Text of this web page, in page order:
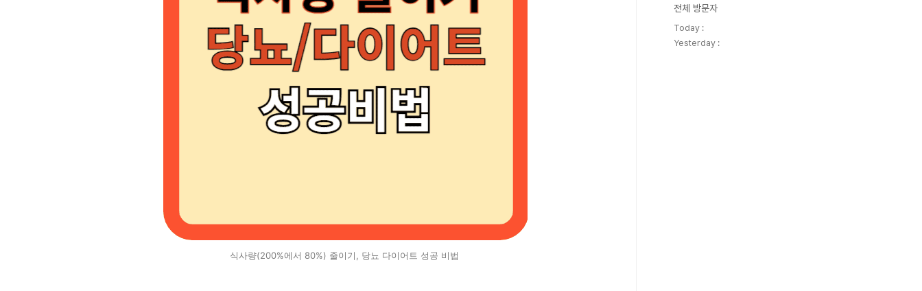
식사량(200%에서 80%) 줄이기, 당뇨 다이어트 성공 비법
전체 방문자
Today :
Yesterday :